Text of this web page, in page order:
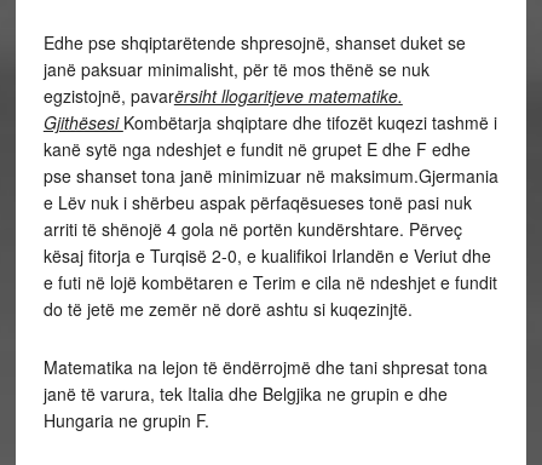
Edhe pse shqiptarëtende shpresojnë, shanset duket se
janë paksuar minimalisht, për të mos thënë se nuk
egzistojnë, pavarërsiht llogaritjeve matematike.
Gjithësesi Kombëtarja shqiptare dhe tifozët kuqezi tashmë i
kanë sytë nga ndeshjet e fundit në grupet E dhe F edhe
pse shanset tona janë minimizuar në maksimum.Gjermania
e Lëv nuk i shërbeu aspak përfaqësueses tonë pasi nuk
arriti të shënojë 4 gola në portën kundërshtare. Përveç
kësaj fitorja e Turqisë 2-0, e kualifikoi Irlandën e Veriut dhe
e futi në lojë kombëtaren e Terim e cila në ndeshjet e fundit
do të jetë me zemër në dorë ashtu si kuqezinjtë.
Matematika na lejon të ëndërrojmë dhe tani shpresat tona
janë të varura, tek Italia dhe Belgjika ne grupin e dhe
Hungaria ne grupin F.